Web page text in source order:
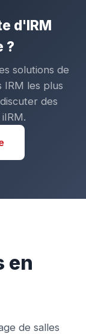
d'IRM
?
solutions de
IRM les plus
des
en
de salles